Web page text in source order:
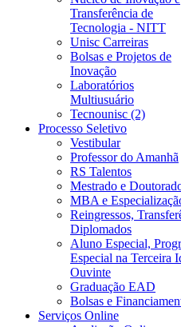
Transferência de
Tecnologia - NITT
Unisc Carreiras
Bolsas e Projetos de
Inovação
Laboratórios
Multiusuário
Tecnounisc (2)
Processo Seletivo
Vestibular
Professor do Amanhã
RS Talentos
Mestrado e
MBA e
Reingressos,
Diplomados
Aluno Especial,
Especial na Terceira
Ouvinte
Graduação EAD
Bolsas e
Serviços Online